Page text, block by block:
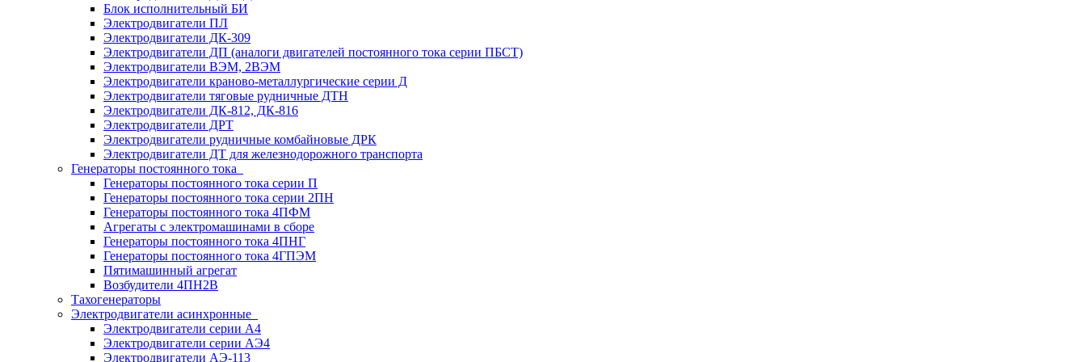
Блок исполнительный БИ
Электродвигатели ПЛ
Электродвигатели ДК-309
Электродвигатели ДП (аналоги двигателей постоянного тока серии ПБСТ)
Электродвигатели ВЭМ, 2ВЭМ
Электродвигатели краново-металлургические серии Д
Электродвигатели тяговые рудничные ДТН
Электродвигатели ДК-812, ДК-816
Электродвигатели ДРТ
Электродвигатели рудничные комбайновые ДРК
Электродвигатели ДТ для железнодорожного транспорта
Генераторы постоянного тока
Генераторы постоянного тока серии П
Генераторы постоянного тока серии 2ПН
Генераторы постоянного тока 4ПФМ
Агрегаты с электромашинами в сборе
Генераторы постоянного тока 4ПНГ
Генераторы постоянного тока 4ГПЭМ
Пятимашинный агрегат
Возбудители 4ПН2В
Тахогенераторы
Электродвигатели асинхронные
Электродвигатели серии А4
Электродвигатели серии АЭ4
Электродвигатели АЭ-113